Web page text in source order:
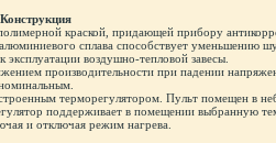
Конструкция
краской, придающей прибору
сплава способствует уменьшению
эксплуатации воздушно-тепловой завесы.
производительности при падении
терморегулятором. Пульт помещен в
поддерживает в помещении выбранную
и отключая режим нагрева.